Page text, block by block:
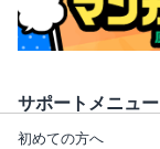
サポートメニュー
初めての方へ